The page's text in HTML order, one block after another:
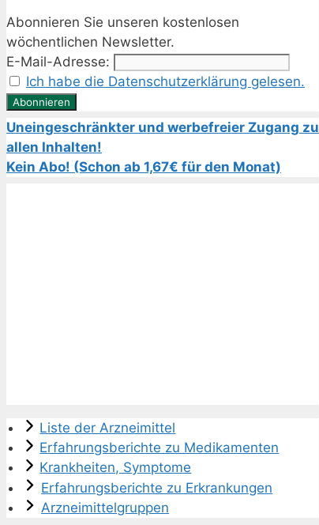
Abonnieren Sie unseren kostenlosen
wöchentlichen Newsletter.
E-Mail-Adresse:
Ich habe die Datenschutzerklärung gelesen.
Uneingeschränkter und werbefreier Zugang zu
allen Inhalten!
Kein Abo! (Schon ab 1,67€ für den Monat)
Liste der Arzneimittel
Erfahrungsberichte zu Medikamenten
Krankheiten, Symptome
Erfahrungsberichte zu Erkrankungen
Arzneimittelgruppen